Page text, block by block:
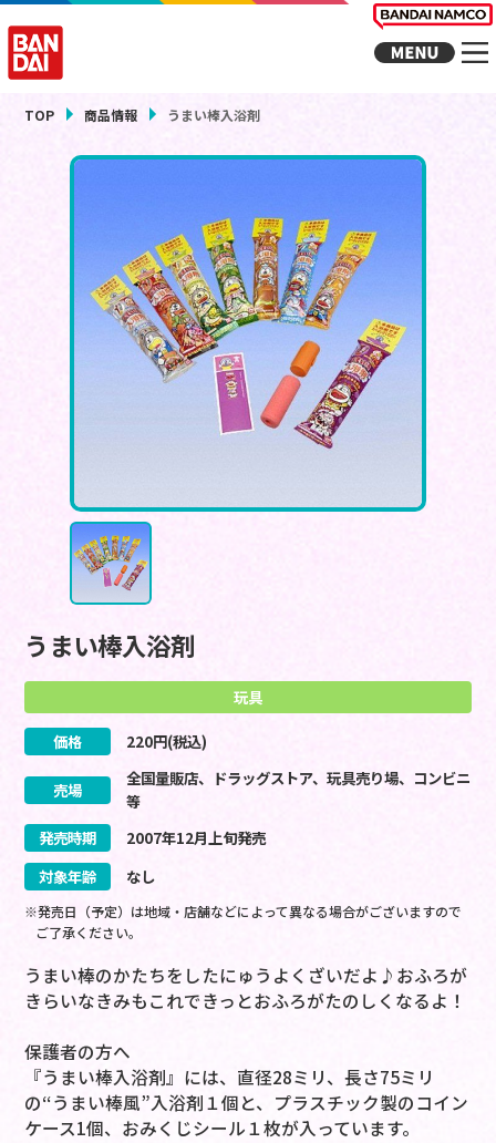
TOP 商品情報 うまい棒入浴剤
うまい棒入浴剤
玩具
価格 220円(税込)
売場
全国量販店、ドラッグストア、玩具売り場、コンビニ
等
発売時期
2007年12月上旬発売
対象年齢
なし
※発売日（予定）は地域・店舗などによって異なる場合がございますので
ご了承ください。
うまい棒のかたちをしたにゅうよくざいだよ♪おふろが
きらいなきみもこれできっとおふろがたのしくなるよ！
保護者の方へ
『うまい棒入浴剤』には、直径28ミリ、長さ75ミリ
の“うまい棒風”入浴剤１個と、プラスチック製のコイン
ケース1個、おみくじシール１枚が入っています。